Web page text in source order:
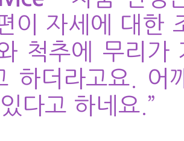
이 자세에 대한
척추에 무리가
하더라고요. 어
다고 하네요.”